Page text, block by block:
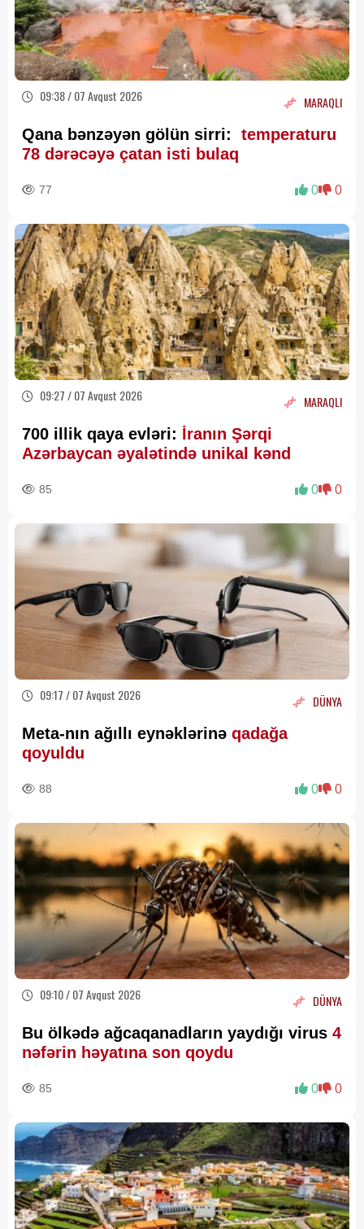
09:38 / 07 Avqust 2026 MARAQLI
Qana bənzəyən gölün sirri: temperaturu
78 dərəcəyə çatan isti bulaq
77 0 0
09:27 / 07 Avqust 2026 MARAQLI
700 illik qaya evləri: İranın Şərqi
Azərbaycan əyalətində unikal kənd
85 0 0
09:17 / 07 Avqust 2026 DÜNYA
Meta-nın ağıllı eynəklərinə qadağa
qoyuldu
88 0 0
09:10 / 07 Avqust 2026 DÜNYA
Bu ölkədə ağcaqanadların yaydığı virus 4
nəfərin həyatına son qoydu
85 0 0